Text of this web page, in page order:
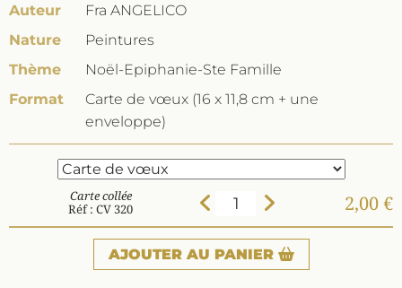
Auteur
Fra ANGELICO
Nature
Peintures
Thème
Noël-Epiphanie-Ste Famille
Format
Carte de vœux (16 x 11,8 cm + une
enveloppe)
Carte collée
Réf : CV 320
2,00 €
AJOUTER AU PANIER